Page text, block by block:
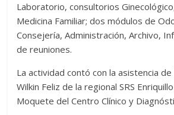
Laboratorio, consultorios
Medicina Familiar; dos módulos de
Consejería, Administración, Archivo,
de reuniones.
La actividad contó con la asistencia
Wilkin Feliz de la regional SRS
Moquete del Centro Clínico y